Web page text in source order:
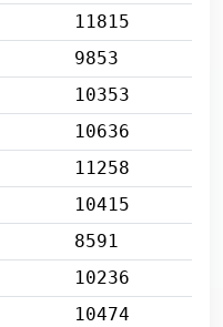
11815
9853
10353
10636
11258
10415
8591
10236
10474